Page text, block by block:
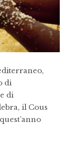
di
di
il Cous